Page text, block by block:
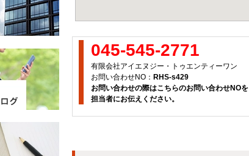
045-545-2771
有限会社アイエヌジー・トゥエンティーワン
お問い合わせNO： RHS-s429
お問い合わせの際はこちらのお問い合わせNOを
担当者にお伝えください。